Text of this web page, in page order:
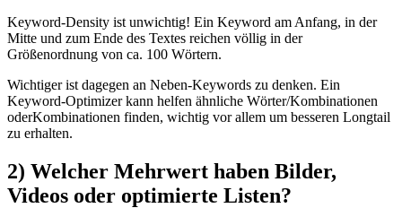
Keyword-Density ist unwichtig! Ein Keyword am Anfang, in der
Mitte und zum Ende des Textes reichen völlig in der
Größenordnung von ca. 100 Wörtern.
Wichtiger ist dagegen an Neben-Keywords zu denken. Ein
Keyword-Optimizer kann helfen ähnliche Wörter/Kombinationen
oderKombinationen finden, wichtig vor allem um besseren Longtail
zu erhalten.
2) Welcher Mehrwert haben Bilder,
Videos oder optimierte Listen?